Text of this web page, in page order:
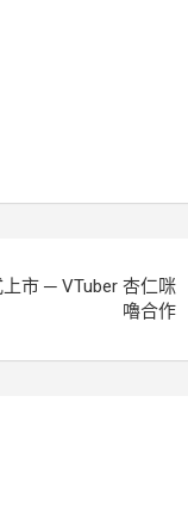
市 ─ VTuber 杏仁咪
嚕合作